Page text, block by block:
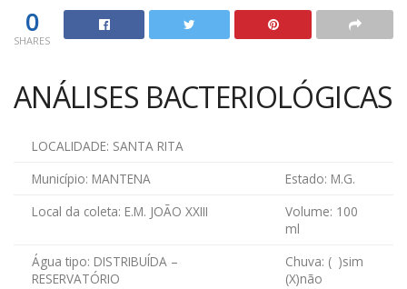
0
SHARES
ANÁLISES BACTERIOLÓGICAS
LOCALIDADE: SANTA RITA
Município: MANTENA
Estado: M.G.
Local da coleta: E.M. JOÃO XXIII
Volume: 100
ml
Água tipo: DISTRIBUÍDA –
RESERVATÓRIO
Chuva: ( )sim
(X)não